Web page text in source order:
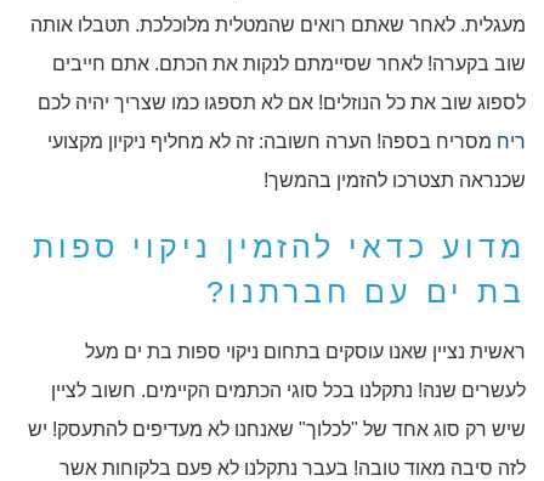
מעגלית. לאחר שאתם רואים שהמטלית מלוכלכת. תטבלו אותה
שוב בקערה! לאחר שסיימתם לנקות את הכתם. אתם חייבים
לספוג שוב את כל הנוזלים! אם לא תספגו כמו שצריך יהיה לכם
ריח מסריח בספה! הערה חשובה: זה לא מחליף ניקיון מקצועי
שכנראה תצטרכו להזמין בהמשך!
מדוע כדאי להזמין ניקוי ספות
בת ים עם חברתנו?
ראשית נציין שאנו עוסקים בתחום ניקוי ספות בת ים מעל
לעשרים שנה! נתקלנו בכל סוגי הכתמים הקיימים. חשוב לציין
שיש רק סוג אחד של "לכלוך" שאנחנו לא מעדיפים להתעסק! יש
לזה סיבה מאוד טובה! בעבר נתקלנו לא פעם בלקוחות אשר